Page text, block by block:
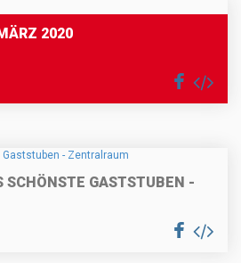
2020
SCHÖNSTE GASTSTUBEN -